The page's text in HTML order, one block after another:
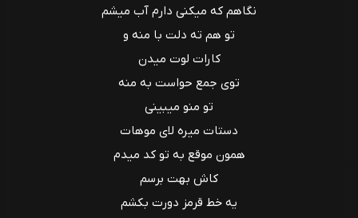
نگاهم که میکنی دارم آب میشم
تو هم ته دلت با منه و
کارات لوت میدن
توی جمع حواست به منه
تو منو میبینی
دستات میره لای موهات
همون موقع به تو کد میدم
کاش بهت برسم
یه خط قرمز دورت بکشم